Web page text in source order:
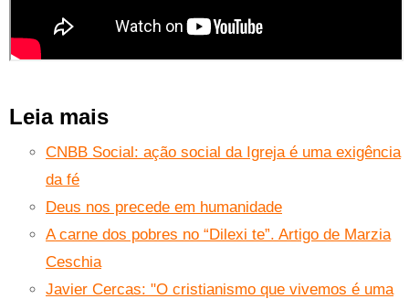
Leia mais
CNBB Social: ação social da Igreja é uma exigência
da fé
Deus nos precede em humanidade
A carne dos pobres no “Dilexi te”. Artigo de Marzia
Ceschia
Javier Cercas: "O cristianismo que vivemos é uma